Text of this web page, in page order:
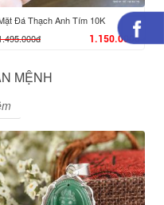
XEM CHI TIẾT
Đá Thạch Anh Tím 10K
1.150.000đ
MỆNH